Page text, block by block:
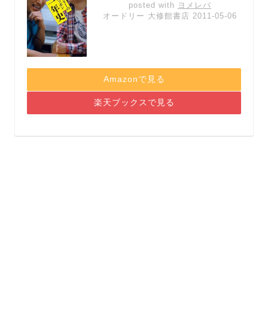
posted with ヨメレバ
オードリー 大修館書店 2011-05-06
Amazonで見る
楽天ブックスで見る